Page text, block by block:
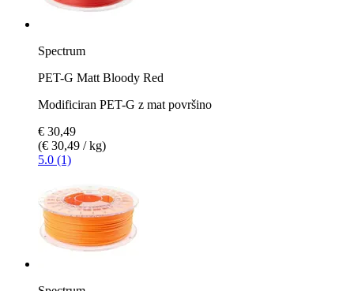
Spectrum
PET-G Matt Bloody Red
Modificiran PET-G z mat površino
€ 30,49
(€ 30,49 / kg)
5.0 (1)